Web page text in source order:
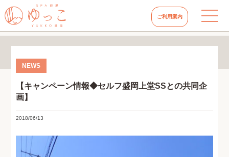
ご利用案内
【キャンペーン情報◆セルフ盛岡上堂SSとの共同企
画】
2018/06/13